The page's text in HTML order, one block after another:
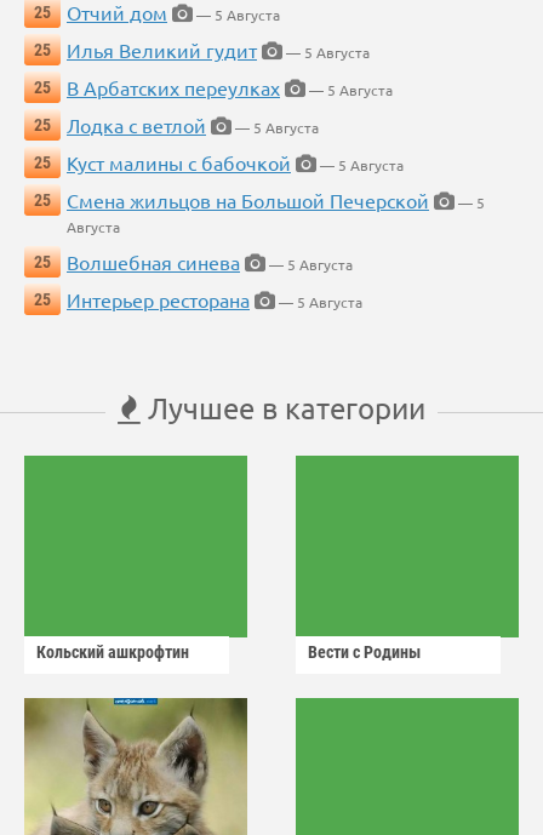
25
Отчий дом
— 5 Августа
25
Илья Великий гудит
— 5 Августа
25
В Арбатских переулках
— 5 Августа
25
Лодка с ветлой
— 5 Августа
25
Куст малины с бабочкой
— 5 Августа
25
Смена жильцов на Большой Печерской
— 5
Августа
25
Волшебная синева
— 5 Августа
25
Интерьер ресторана — 5 Августа
Лучшее в категории
Кольский ашкрофтин Вести с Родины